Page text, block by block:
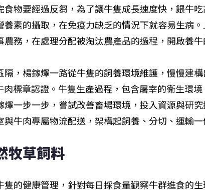
物要經過反芻，為了讓牛隻成長速度快，餵牛
素的攝取，在免疫力缺乏的情況下就容易生病
務，在處理分配被淘汰農產品的過程，開啟養牛
，楊鎵燡一路從牛隻的飼養環境維護，慢慢建
肉標章認證。牛隻生產過程，包含屠宰的衛生環境
一步一步，嘗試改善畜場環境，投入資源與研
牛肉專屬物流配送，架構起飼養、分切、運輸一
牧草飼料
的健康管理，針對每日採食量觀察牛群進食的